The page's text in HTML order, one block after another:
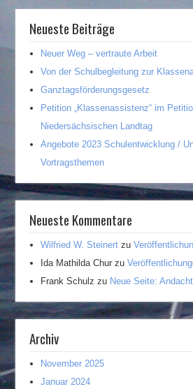
Neueste Beiträge
Neuer Weg – vertraute Arbeit
Von der Schulbegleitung zur
Ganztagsförderungsgesetz
Petition „Klassenassistenz“ im
Niedersächsischen Landtag
Angebote 2023 Schulentwicklung /
Vortragsthemen
Neueste Kommentare
Wilfried W. Steinert zu
Ida Mathilda Chur zu
Frank Schulz zu Neue Seite:
Archiv
November 2025
Januar 2024